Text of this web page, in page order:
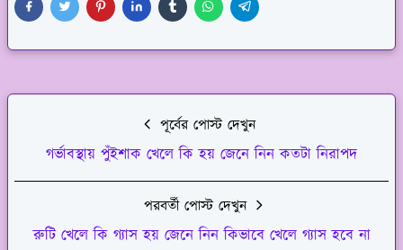
পূর্বের পোস্ট দেখুন
গর্ভাবস্থায় পুঁইশাক খেলে কি হয় জেনে নিন কতটা নিরাপদ
পরবর্তী পোস্ট দেখুন
রুটি খেলে কি গ্যাস হয় জেনে নিন কিভাবে খেলে গ্যাস হবে না